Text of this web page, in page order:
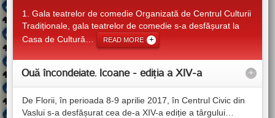
1. Gala teatrelor de comedie Organizată de Centrul Culturii
Tradiționale, gala teatrelor de comedie s-a desfășurat la
Casa de Cultură
READ MORE
Ouă încondeiate. Icoane - ediția a XIV-a +
De Florii, în perioada 8-9 aprilie 2017, în Centrul Civic din
Vaslui s-a desfășurat cea de-a XIV-a ediție a târgului